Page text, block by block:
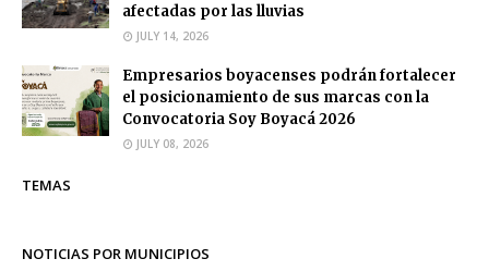
afectadas por las lluvias
JULY 14, 2026
Empresarios boyacenses podrán fortalecer
el posicionamiento de sus marcas con la
Convocatoria Soy Boyacá 2026
JULY 08, 2026
TEMAS
NOTICIAS POR MUNICIPIOS